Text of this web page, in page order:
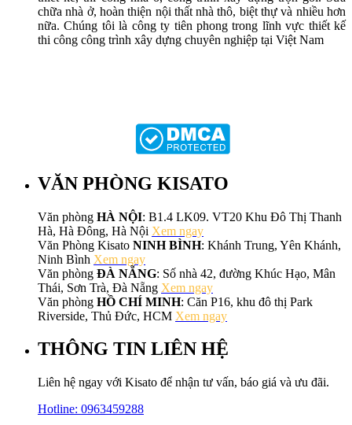
chữa nhà ở, hoàn thiện nội thất nhà thô, biệt thự và nhiều hơn
nữa. Chúng tôi là công ty tiên phong trong lĩnh vực thiết kế
thi công công trình xây dựng chuyên nghiệp tại Việt Nam
VĂN PHÒNG KISATO
Văn phòng HÀ NỘI: B1.4 LK09. VT20 Khu Đô Thị Thanh
Hà, Hà Đông, Hà Nội Xem ngay
Văn Phòng Kisato NINH BÌNH: Khánh Trung, Yên Khánh,
Ninh Bình Xem ngay
Văn phòng ĐÀ NẴNG: Số nhà 42, đường Khúc Hạo, Mân
Thái, Sơn Trà, Đà Nẵng Xem ngay
Văn phòng HỒ CHÍ MINH: Căn P16, khu đô thị Park
Riverside, Thủ Đức, HCM Xem ngay
THÔNG TIN LIÊN HỆ
Liên hệ ngay với Kisato để nhận tư vấn, báo giá và ưu đãi.
Hotline: 0963459288